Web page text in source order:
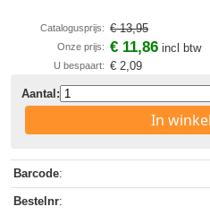
Catalogusprijs: € 13,95
Onze prijs: € 11,86 incl btw
U bespaart: € 2,09
Aantal:
In
Barcode:
Bestelnr: